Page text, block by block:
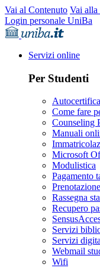
Vai al Contenuto Vai alla
Login personale UniBa
Servizi online
Per Studenti
Come fare
Counseling
Manuali
Microsoft
Modulistica
Pagamento
Rassegna
Recupero
Servizi
Servizi
Webmail
Wifi